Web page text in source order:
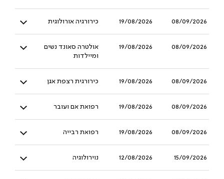
08/09/2026
19/08/2026 כירורגיה אורולוגית
08/09/2026
19/08/2026
אולטרה סאונד נשים
ומיילדות
08/09/2026
19/08/2026 כירורגית רצפת אגן
08/09/2026
19/08/2026 רפואת אם ועובר
08/09/2026
19/08/2026 רפואת רבייה
15/09/2026
12/08/2026 נוירולוגיה